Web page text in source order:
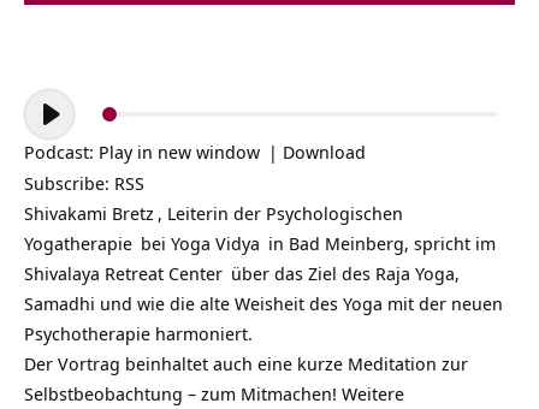
Audio-
Player
Podcast: Play in new window | Download
Subscribe: RSS
Shivakami Bretz , Leiterin der Psychologischen
Yogatherapie bei Yoga Vidya in Bad Meinberg, spricht im
Shivalaya Retreat Center über das Ziel des Raja Yoga,
Samadhi und wie die alte Weisheit des Yoga mit der neuen
Psychotherapie harmoniert.
Der Vortrag beinhaltet auch eine kurze Meditation zur
Selbstbeobachtung – zum Mitmachen! Weitere